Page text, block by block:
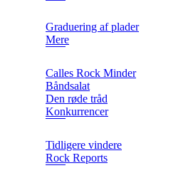
Graduering af plader
Mere
Calles Rock Minder
Båndsalat
Den røde tråd
Konkurrencer
Tidligere vindere
Rock Reports